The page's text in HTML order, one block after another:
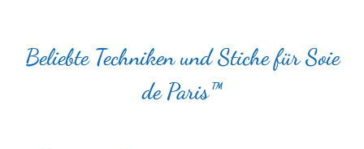
Beliebte Techniken und Stiche für Soie
de Paris™